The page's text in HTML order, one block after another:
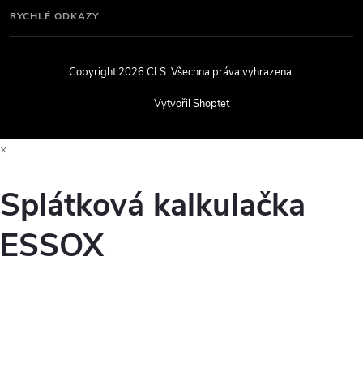
RYCHLÉ ODKAZY
Vytvořil Shoptet
Copyright 2026CLS. Všechna práva vyhrazena.
×
Splátková kalkulačka
ESSOX